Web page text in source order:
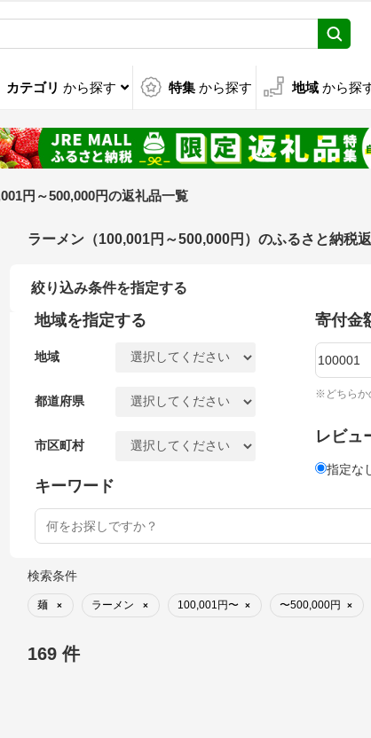
カテゴリ から探す 特集 から探す 地域 から探
円～500,000円の返礼品一覧
ラーメン（100,001円～500,000円）のふるさと納税
絞り込み条件を指定する
地域を指定する
地域
都道府県
市区町村
寄付金
※どちらか
レビュ
指定な
キーワード
検索条件
麺 × ラーメン × 100,001円〜 × 〜500,000円 ×
169 件